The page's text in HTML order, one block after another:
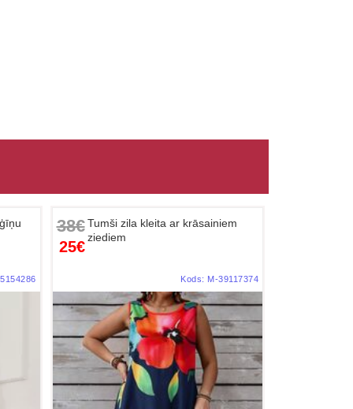
38€
25€
Tumši zila kleita ar krāsainiem
ziediem
Kods: M-39117374